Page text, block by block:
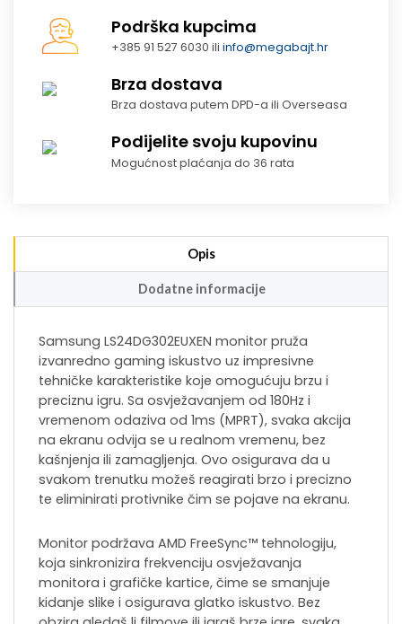
Podrška kupcima
+385 91 527 6030 iliinfo@megabajt.hr
Brza dostava
Brza dostava putem DPD-a ili Overseasa
Podijelite svoju kupovinu
Mogućnost plaćanja do 36 rata
Opis
Dodatne informacije
Samsung LS24DG302EUXEN monitor pruža
izvanredno gaming iskustvo uz impresivne
tehničke karakteristike koje omogućuju brzu i
preciznu igru. Sa osvježavanjem od 180Hz i
vremenom odaziva od 1ms (MPRT), svaka akcija
na ekranu odvija se u realnom vremenu, bez
kašnjenja ili zamagljenja. Ovo osigurava da u
svakom trenutku možeš reagirati brzo i precizno
te eliminirati protivnike čim se pojave na ekranu.
Monitor podržava AMD FreeSync™ tehnologiju,
koja sinkronizira frekvenciju osvježavanja
monitora i grafičke kartice, čime se smanjuje
kidanje slike i osigurava glatko iskustvo. Bez